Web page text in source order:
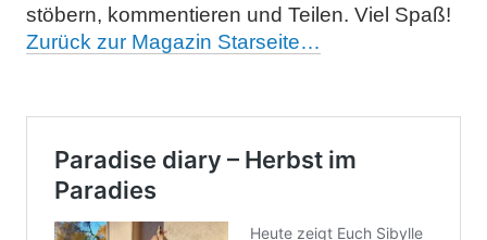
stöbern, kommentieren und Teilen. Viel Spaß!
Zurück zur Magazin Starseite…